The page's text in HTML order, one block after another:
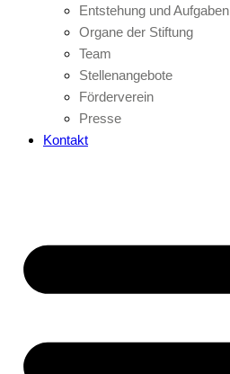
Entstehung und Aufgaben
Organe der Stiftung
Team
Stellenangebote
Förderverein
Presse
Kontakt